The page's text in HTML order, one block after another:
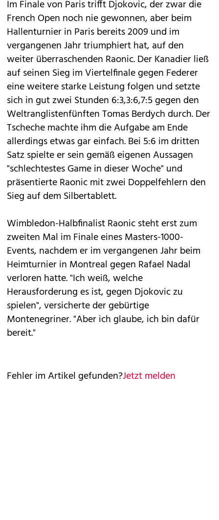
Im Finale von Paris trifft Djokovic, der zwar die
French Open noch nie gewonnen, aber beim
Hallenturnier in Paris bereits 2009 und im
vergangenen Jahr triumphiert hat, auf den
weiter überraschenden Raonic. Der Kanadier ließ
auf seinen Sieg im Viertelfinale gegen Federer
eine weitere starke Leistung folgen und setzte
sich in gut zwei Stunden 6:3,3:6,7:5 gegen den
Weltranglistenfünften Tomas Berdych durch. Der
Tscheche machte ihm die Aufgabe am Ende
allerdings etwas gar einfach. Bei 5:6 im dritten
Satz spielte er sein gemäß eigenen Aussagen
"schlechtestes Game in dieser Woche" und
präsentierte Raonic mit zwei Doppelfehlern den
Sieg auf dem Silbertablett.
Wimbledon-Halbfinalist Raonic steht erst zum
zweiten Mal im Finale eines Masters-1000-
Events, nachdem er im vergangenen Jahr beim
Heimturnier in Montreal gegen Rafael Nadal
verloren hatte. "Ich weiß, welche
Herausforderung es ist, gegen Djokovic zu
spielen", versicherte der gebürtige
Montenegriner. "Aber ich glaube, ich bin dafür
bereit."
Fehler im Artikel gefunden?Jetzt melden